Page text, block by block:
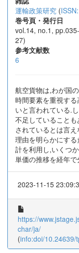
運輸政策研究 (
巻号頁・発行日
vol.14, no.1,
27)
参考文献数
6
航空貨物は,わが国
時間要素を重視す
いと言われている.
不足していること
されているとは言
理由を明らかにす
計を利用し,いくつ
単価の推移を経年
2023-11-15
https://
char/ja/
(info:doi/10.24639/